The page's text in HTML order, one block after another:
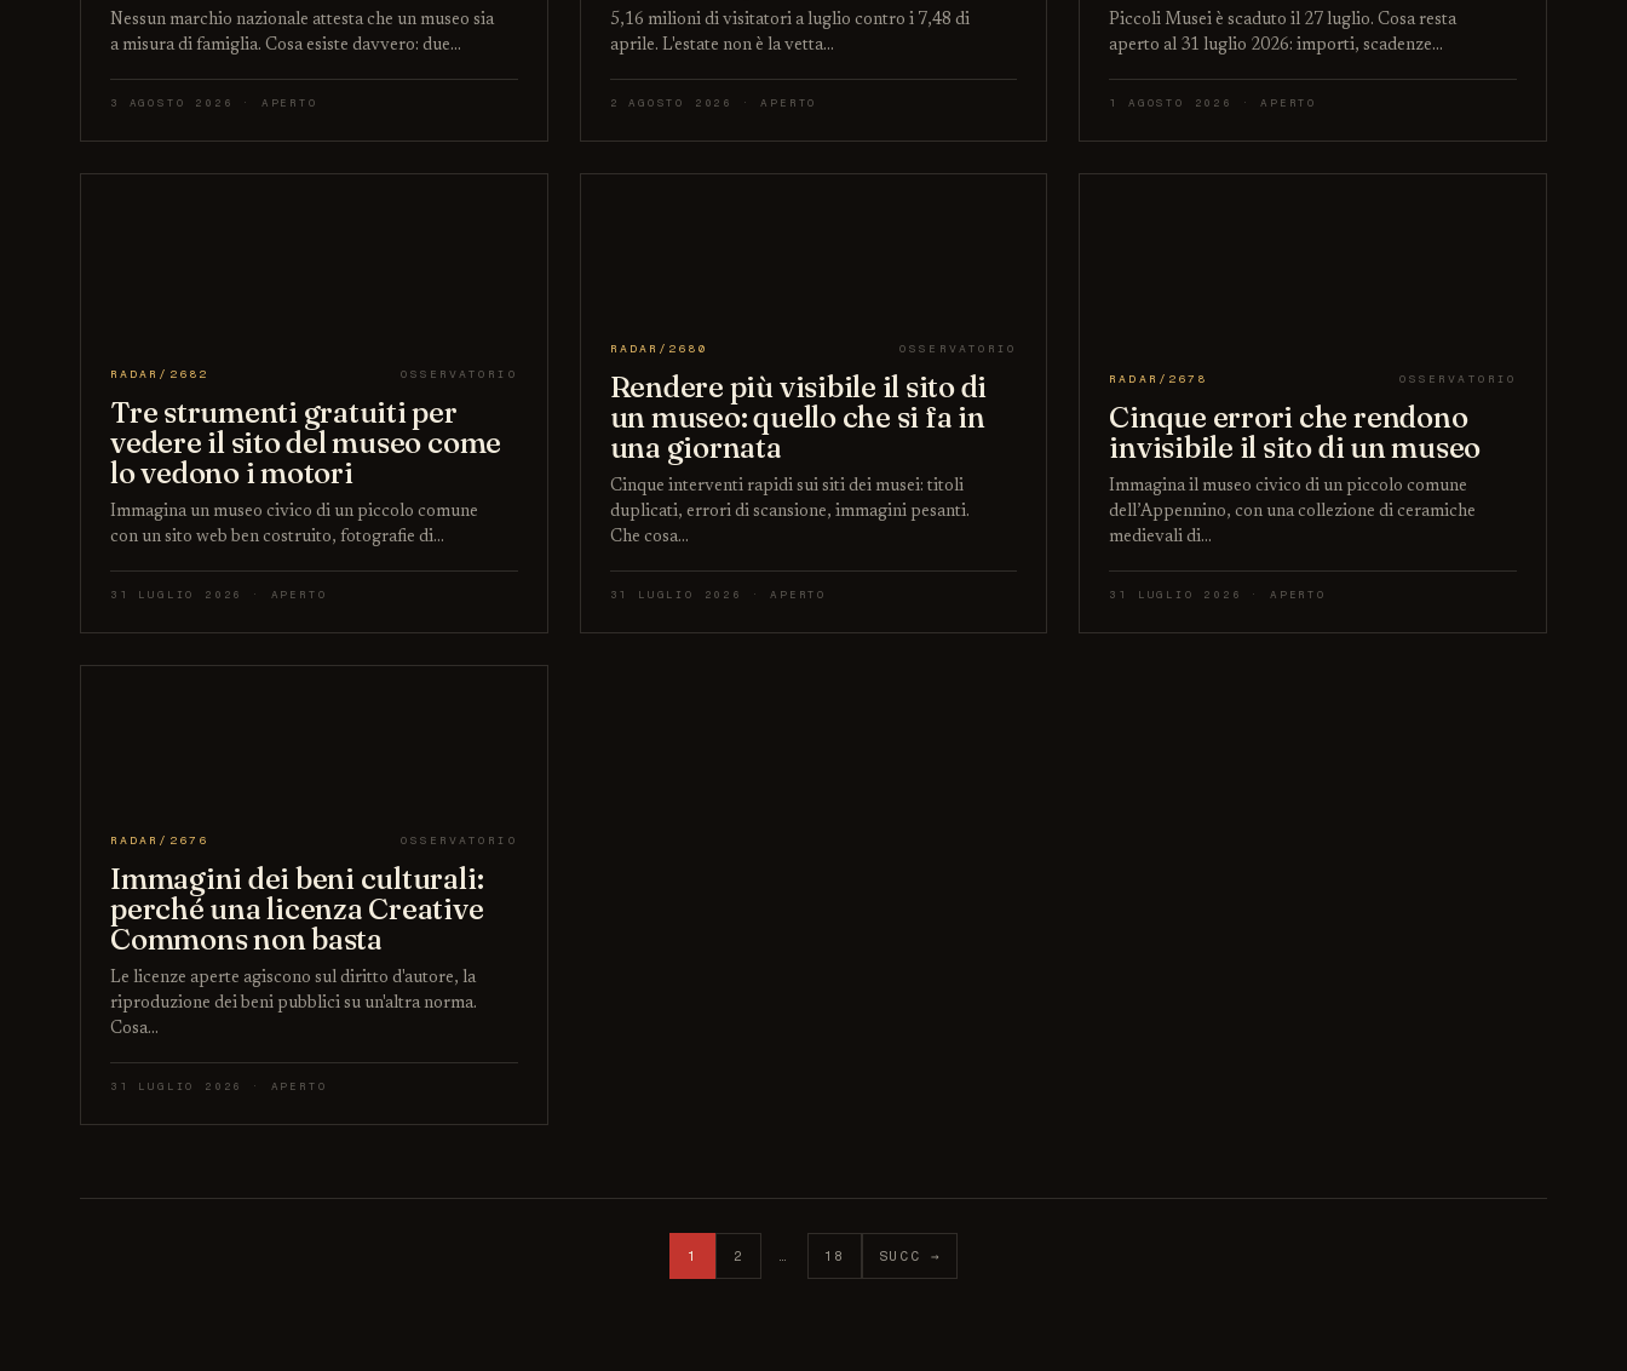
Nessun marchio nazionale attesta che un museo sia
a misura di famiglia. Cosa esiste davvero: due…
3 AGOSTO 2026 · APERTO
5,16 milioni di visitatori a luglio contro i 7,48 di
aprile. L'estate non è la vetta…
2 AGOSTO 2026 · APERTO
Piccoli Musei è scaduto il 27 luglio. Cosa resta
aperto al 31 luglio 2026: importi, scadenze…
1 AGOSTO 2026 · APERTO
RADAR/2682 OSSERVATORIO
Tre strumenti gratuiti per
vedere il sito del museo come
lo vedono i motori
Immagina un museo civico di un piccolo comune
con un sito web ben costruito, fotografie di…
31 LUGLIO 2026 · APERTO
RADAR/2680 OSSERVATORIO
Rendere più visibile il sito di
un museo: quello che si fa in
una giornata
Cinque interventi rapidi sui siti dei musei: titoli
duplicati, errori di scansione, immagini pesanti.
Che cosa…
31 LUGLIO 2026 · APERTO
RADAR/2678 OSSERVATORIO
Cinque errori che rendono
invisibile il sito di un museo
Immagina il museo civico di un piccolo comune
dell’Appennino, con una collezione di ceramiche
medievali di…
31 LUGLIO 2026 · APERTO
RADAR/2676 OSSERVATORIO
Immagini dei beni culturali:
perché una licenza Creative
Commons non basta
Le licenze aperte agiscono sul diritto d'autore, la
riproduzione dei beni pubblici su un'altra norma.
Cosa…
31 LUGLIO 2026 · APERTO
1 2 18 SUCC →